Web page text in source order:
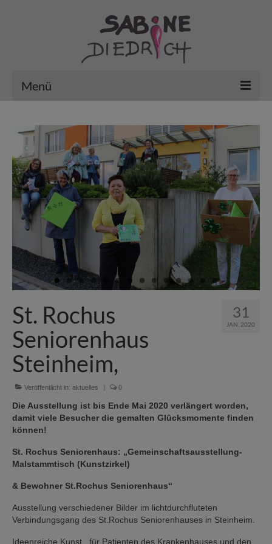
Menü
Aktuelles / Kunst in der Stadt
erledigt … mein Archiv
VHS – Aktiv im Fachbereich „Kultur“
Arbeiten
Gutscheine/Kurse’26
31
JAN. 2020
St. Rochus
Seniorenhaus
Steinheim,
Veröffentlicht in: aktuelles | 0
Die Ausstellung ist bis Ende Mai 2020 verlängert worden,
damit viele Besucher die gemalten Glücksmomente finden
können!
St. Rochus Seniorenhaus: „Gemeinschaftsausstellung-
Malstammtisch (Kunstzirkel)
& Bewohner St.Rochus Seniorenhaus“
Ausstellung verschiedener Bilder im lichtdurchfluteten
Verbindungsgang des St.Rochus Seniorenhauses in Steinheim.
Ideenreiche Kunst , für Patienten des Krankenhauses und den